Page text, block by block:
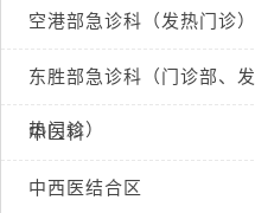
空港部急诊科（发热门诊）
东胜部急诊科（门诊部、发
热门诊）
中医科
中西医结合区